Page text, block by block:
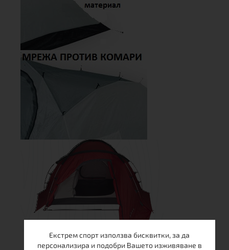
Екстрем спорт използва бисквитки, за да
персонализира и подобри Вашето изживяване в